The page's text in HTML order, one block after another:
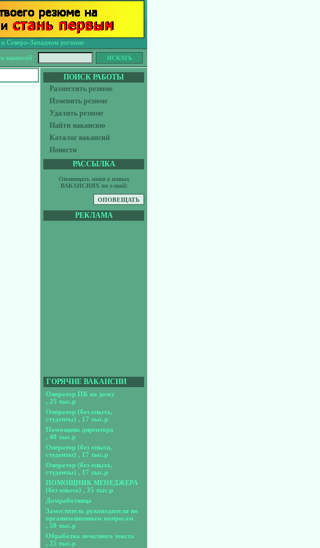
Северо-Западном регионе
вакансий:
ПОИСК РАБОТЫ
Разместить резюме
Изменить резюме
Удалить резюме
Найти вакансию
Каталог вакансий
Новости
РАССЫЛКА
Оповещать меня о новых
ВАКАНСИЯХ по e-mail:
РЕКЛАМА
ГОРЯЧИЕ ВАКАНСИИ
Оператор ПК на дому
, 25 тыс.р
Оператор (без опыта,
студенты) , 17 тыс.р
Помощник директора
, 40 тыс.р
Оператор (без опыта,
студенты) , 17 тыс.р
Оператор (без опыта,
студенты) , 17 тыс.р
ПОМОЩНИК МЕНЕДЖЕРА
(без опыта) , 35 тыс.р
Домработница
Заместитель руководителя по
организационным вопросам
, 50 тыс.р
Обработка печатного текста
, 25 тыс.р